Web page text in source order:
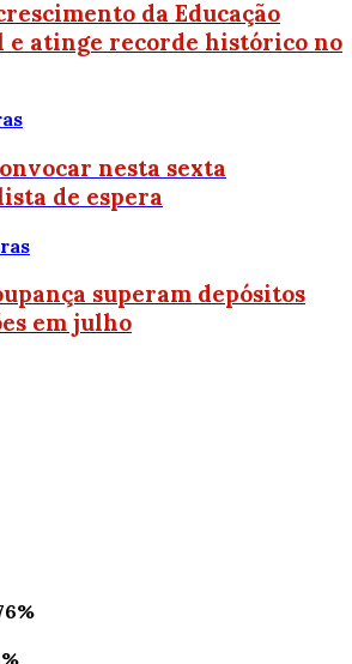
da Educação
e atinge recorde histórico no
nesta sexta
de espera
superam depósitos
em julho